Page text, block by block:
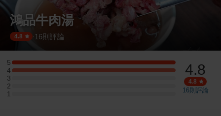
鴻品牛肉湯
4.8 · 16則評論
5
5 星：2 則評論
4
4 星：2 則評論
3
3 星：0 則評論
2
2 星：0 則評論
1
1 星：0 則評論
4.8
4.8
16則評論